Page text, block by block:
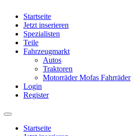
Startseite
Jetzt inserieren
Spezialisten
Teile
Fahrzeugmarkt
Autos
Traktoren
Motorräder Mofas Fahrräder
Login
Register
Startseite